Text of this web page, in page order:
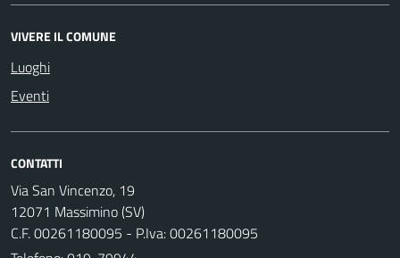
VIVERE IL COMUNE
Luoghi
Eventi
CONTATTI
Via San Vincenzo, 19
12071 Massimino (SV)
C.F. 00261180095 - P.Iva: 00261180095